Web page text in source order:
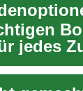
jedes